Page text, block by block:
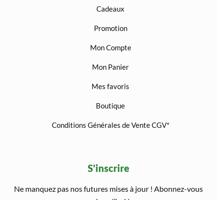
Cadeaux
Promotion
Mon Compte
Mon Panier
Mes favoris
Boutique
Conditions Générales de Vente CGV*
S'inscrire
Ne manquez pas nos futures mises à jour ! Abonnez-vous